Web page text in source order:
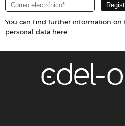
You can find further information on
personal data here